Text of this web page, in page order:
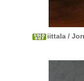
iittala /